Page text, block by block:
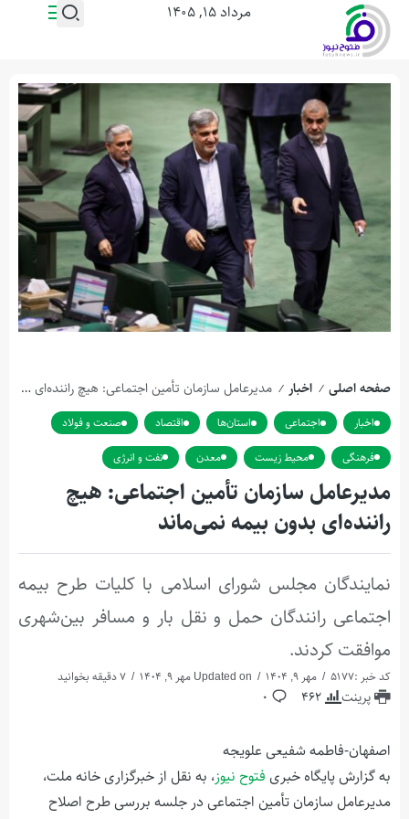
مرداد ۱۵, ۱۴۰۵
صفحه اصلی / اخبار / مدیرعامل سازمان تأمین اجتماعی: هیچ راننده‌ای بدون بیمه نمی‌ماند
اخبار اجتماعی استان‌ها اقتصاد
صنعت و فولاد
فرهنگی
محیط زیست معدن نفت و انرژی
مدیرعامل سازمان تأمین اجتماعی: هیچ
راننده‌ای بدون بیمه نمی‌ماند
نمایندگان مجلس شورای اسلامی با کلیات طرح بیمه
اجتماعی رانندگان حمل و نقل بار و مسافر بین‌شهری
موافقت کردند.
کد خبر :5177 مهر 9, 1404
پرینت 462
0
اصفهان-فاطمه شفیعی علویجه
به گزارش پایگاه خبری فتوح نیوز، به نقل از خبرگزاری خانه ملت،
مدیرعامل سازمان تأمین اجتماعی در جلسه بررسی طرح اصلاح